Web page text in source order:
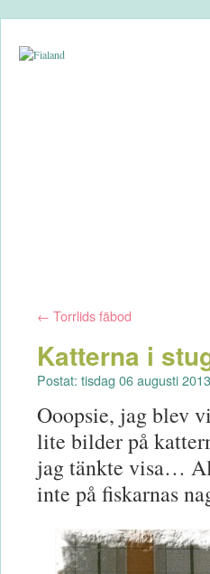
← Torrlids fäbod
Katterna i
Postat: tisdag 06 augusti
Ooopsie, jag blev
lite bilder på
jag tänkte visa…
inte på fiskarnas